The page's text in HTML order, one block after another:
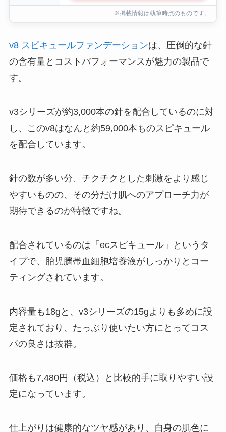
※掲載情報は執筆時点のものです。
v8 スピキュールファンデーションは、圧倒的な針
の含有量とコストパフォーマンスが魅力の製品で
す。
v3シリーズが約3,000本の針を配合しているのに対
し、このv8はなんと約59,000本ものスピキュール
を配合しています。
針の数が多い分、チクチクとした刺激をより感じ
やすいものの、その分だけ肌へのアプローチ力が
期待できるのが特徴ですね。
配合されているのは「ecスピキュール」というタ
イプで、胎児臍帯血細胞培養液がしっかりとコー
ティングされています。
内容量も18gと、v3シリーズの15gよりも多めに設
定されており、たっぷり使いたい方にとってコス
パの良さは抜群。
価格も7,480円（税込）と比較的手に取りやすい設
定になっています。
仕上がりは健康的なツヤ感があり、自身の肌色に